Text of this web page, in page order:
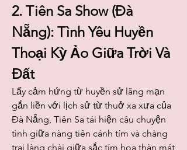
2. Tiên Sa Show (Đà
Nẵng): Tình Yêu Huyền
Thoại Kỳ Ảo Giữa Trời Và
Đất
Lấy cảm hứng từ huyền sử lãng mạn
gắn liền với lịch sử từ thuở xa xưa của
Đà Nẵng, Tiên Sa tái hiện câu chuyện
tình giữa nàng tiên cánh tím và chàng
trai làng chài giữa sắc tím hoa thàn mát